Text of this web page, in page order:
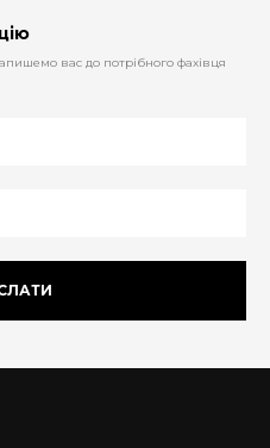
вас до потрібного фахівця